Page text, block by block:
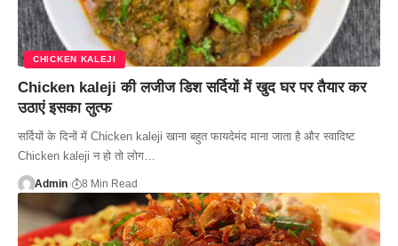
CHICKEN KALEJI
Chicken kaleji की लजीज डिश सर्दियों में खुद घर पर तैयार कर
उठाएं इसका लुत्फ
सर्दियों के दिनों में Chicken kaleji खाना बहुत फायदेमंद माना जाता है और स्वादिष्ट
Chicken kaleji न हो तो लोग…
Admin 8 Min Read